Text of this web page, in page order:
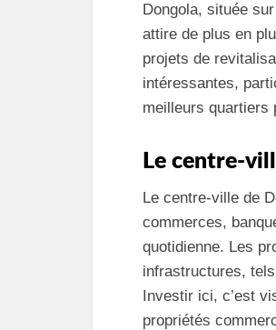
Dongola, située
attire de plus en
projets de
intéressantes,
meilleurs quartiers
Le centre-
Le centre-ville de
commerces,
quotidienne. Les
infrastructures,
Investir ici, c’est
propriétés